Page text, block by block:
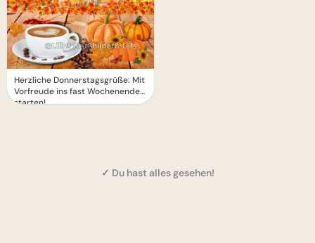
Herzliche Donnerstagsgrüße: Mit
Vorfreude ins fast Wochenende
starten!
✓ Du hast alles gesehen!